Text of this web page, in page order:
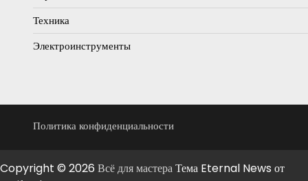
Техника
Электроинструменты
Политика конфиденциальности
Copyright © 2026 Всё для мастераТема Eternal News от